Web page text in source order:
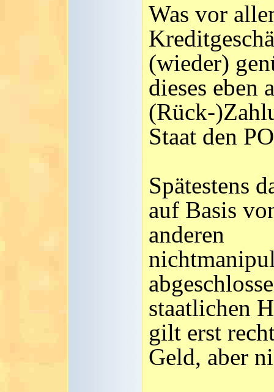
Was vor
(wieder)
dieses eben
(Rück-
Staat den
Spätestens
auf Basis
anderen
staatlichen
gilt erst
Geld, aber